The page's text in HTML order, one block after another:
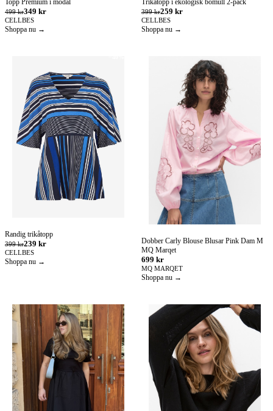
499 kr349 kr
CELLBES
Shoppa nu →
399 kr259 kr
CELLBES
Shoppa nu →
Randig trikåtopp
399 kr239 kr
CELLBES
Shoppa nu →
Dobber Carly Blouse Blusar Pink Dam M
MQ Marqet
699 kr
MQ MARQET
Shoppa nu →